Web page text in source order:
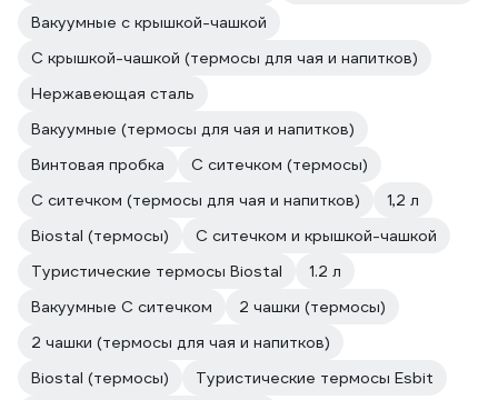
Вакуумные с крышкой-чашкой
С крышкой-чашкой (термосы для чая и напитков)
Нержавеющая сталь
Вакуумные (термосы для чая и напитков)
Винтовая пробка
С ситечком (термосы)
С ситечком (термосы для чая и напитков)
1,2 л
Biostal (термосы)
С ситечком и крышкой-чашкой
Туристические термосы Biostal
1.2 л
Вакуумные С ситечком
2 чашки (термосы)
2 чашки (термосы для чая и напитков)
Biostal (термосы)
Туристические термосы Esbit